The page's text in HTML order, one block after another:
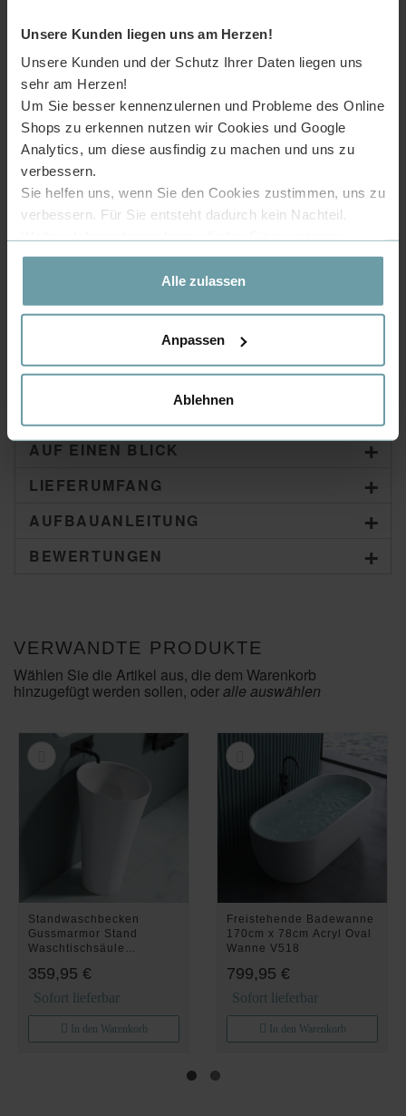
Unsere Kunden liegen uns am Herzen!
Unsere Kunden und der Schutz Ihrer Daten liegen uns
sehr am Herzen!
Um Sie besser kennenzulernen und Probleme des Online
Shops zu erkennen nutzen wir Cookies und Google
Analytics, um diese ausfindig zu machen und uns zu
verbessern.
Sie helfen uns, wenn Sie den Cookies zustimmen, uns zu
verbessern. Für Sie entsteht dadurch kein Nachteil.
Datenschutzerklärung.
Alle zulassen
Anpassen
Ablehnen
Wassers
Die verwendete Mischdüse wurde wabenförmig
sehr einfach. Man braucht keine
Fachkenntnisse und kann alles erledigen nach
AUF EINEN BLICK
LIEFERUMFANG
AUFBAUANLEITUNG
BEWERTUNGEN
VERWANDTE PRODUKTE
Wählen Sie die Artikel aus, die dem Warenkorb
hinzugefügt werden sollen, oderalle auswählen
Standwaschbecken
Gussmarmor Stand
Waschtischsäule
359,95 €
Sofort lieferbar
In den Warenkorb
Freistehende Badewanne
170cm x 78cm Acryl Oval
Wanne V518
799,95 €
Sofort lieferbar
In den Warenkorb